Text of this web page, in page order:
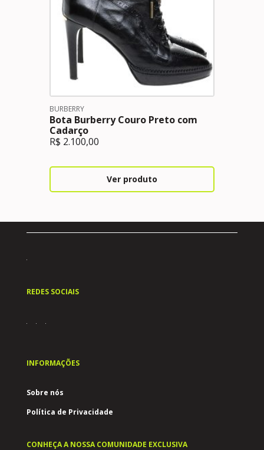
BURBERRY
Bota Burberry Couro Preto com
Cadarço
R$ 2.100,00
Ver produto
REDES SOCIAIS
INFORMAÇÕES
Sobre nós
Política de Privacidade
CONHEÇA A NOSSA COMUNIDADE EXCLUSIVA